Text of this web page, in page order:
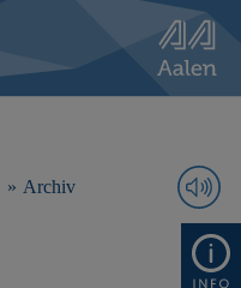
Archiv